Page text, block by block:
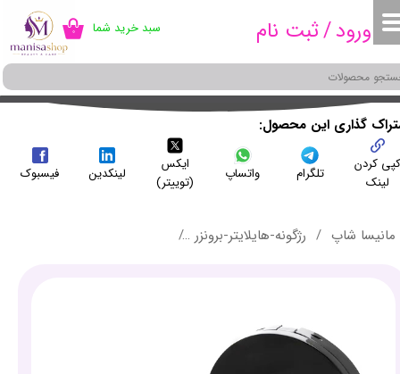
ورود/ثبت نامحساب کاربری من
تغییر گذر واژه
سفارشات
خروج از حساب کاربری
۰ سبد خرید شما
مانیسا شاپ رژگونه-هایلایتر-برونزر
کردن
لینک
تلگرام واتساپ
ایکس
(توییتر)
لینکدین فیسبوک
گذاری این محصول